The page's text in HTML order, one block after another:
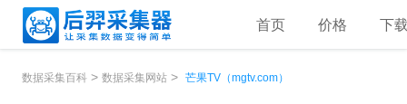
首页 价格 下
数据采集百科 > 数据采集网站 > 芒果TV（mgtv.com）